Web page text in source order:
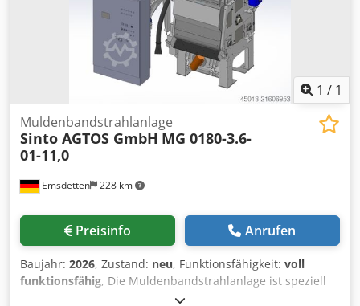
1 / 1
Emsdetten 228 km
Muldenbandstrahlanlage
Sinto AGTOS GmbH MG 0180-3.6-
01-11,0
Preisinfo Anrufen
Baujahr: 2026, Zustand: neu, Funktionsfähigkeit: voll
funktionsfähig, Die Muldenbandstrahlanlage ist speziell
für das Reinigen und Entrosten von Schüttgütern